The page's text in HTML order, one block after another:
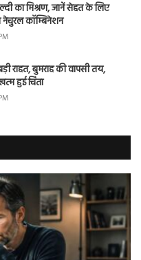
का मिश्रण, जानें सेहत के लिए
कॉम्बिनेशन
राहत, बुमराह की वापसी तय,
हुई चिंता